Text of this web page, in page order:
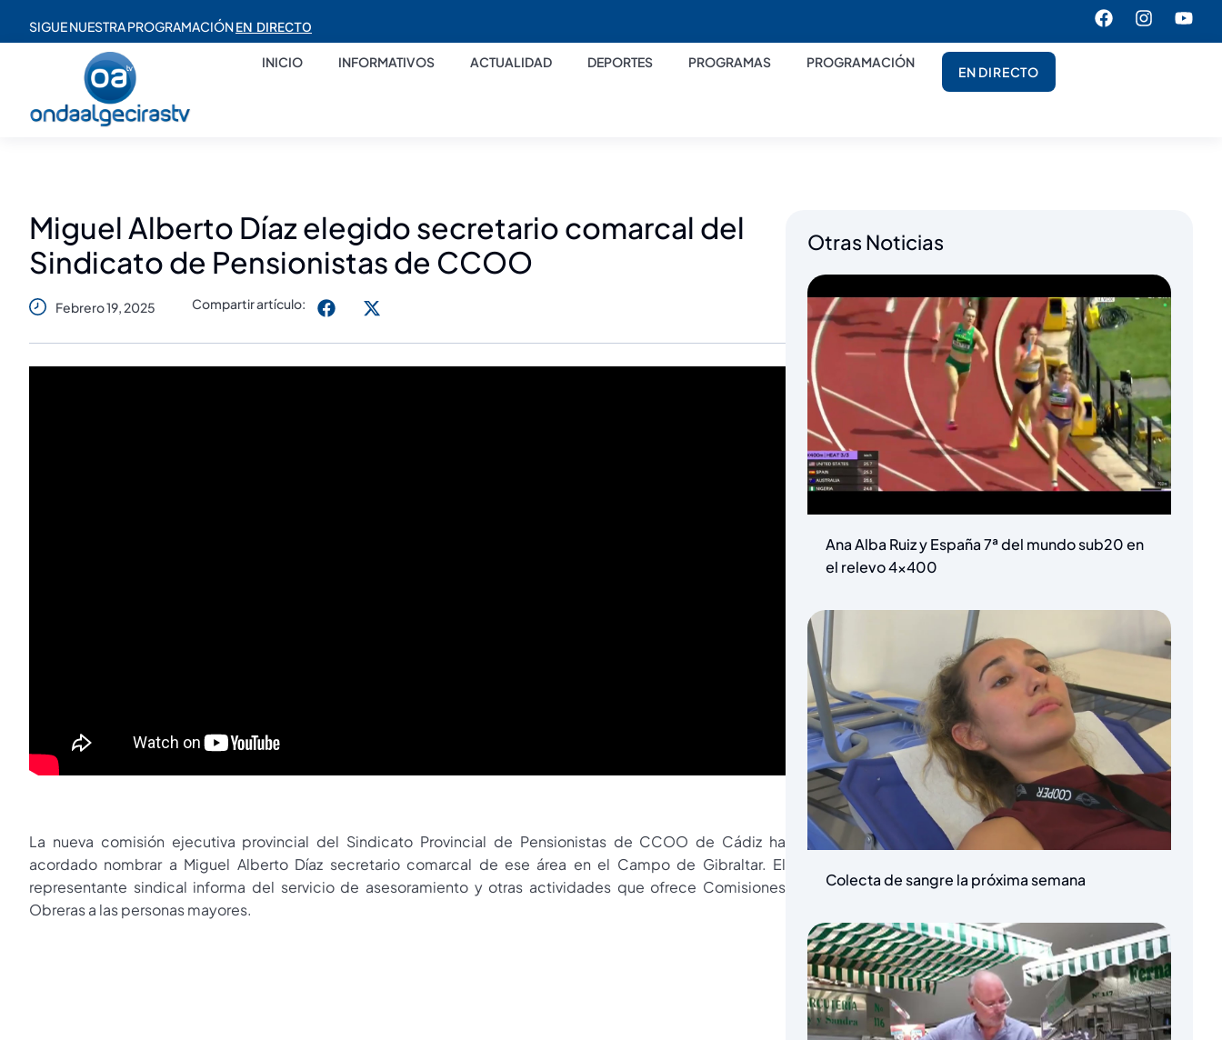
SIGUE NUESTRA PROGRAMACIÓNEN DIRECTO
INICIO INFORMATIVOS ACTUALIDAD DEPORTES PROGRAMAS PROGRAMACIÓN
EN DIRECTO
Miguel Alberto Díaz elegido secretario comarcal del
Sindicato de Pensionistas de CCOO
Febrero 19, 2025 Compartir artículo:
La nueva comisión ejecutiva provincial del Sindicato Provincial de Pensionistas de CCOO de Cádiz ha
acordado nombrar a Miguel Alberto Díaz secretario comarcal de ese área en el Campo de Gibraltar. El
representante sindical informa del servicio de asesoramiento y otras actividades que ofrece Comisiones
Obreras a las personas mayores.
Otras Noticias
Ana Alba Ruiz y España 7ª del mundo sub20 en
el relevo 4×400
Colecta de sangre la próxima semana